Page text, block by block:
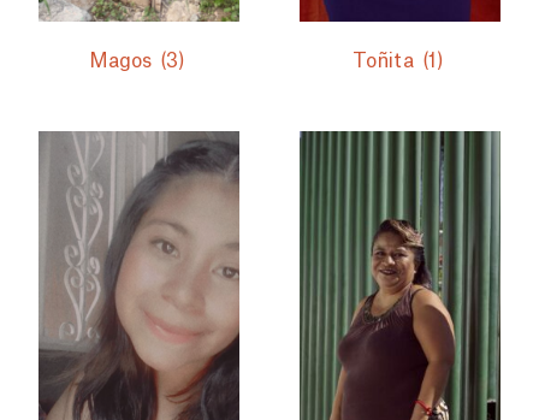
Magos (3) Toñita (1)